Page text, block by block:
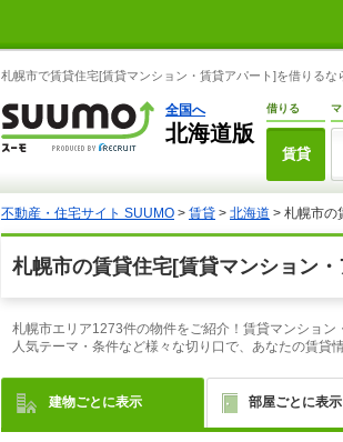
札幌市で賃貸住宅[賃貸マンション・賃貸アパート]を借りる
全国へ
北海道版
借りる
賃貸
不動産・住宅サイト SUUMO > 賃貸 > 北海道 > 札幌市の
札幌市の賃貸住宅[賃貸マンション
札幌市エリア1273件の物件をご紹介！賃貸マンショ
人気テーマ・条件など様々な切り口で、あなたの賃貸
建物ごとに表示 部屋ごとに表示